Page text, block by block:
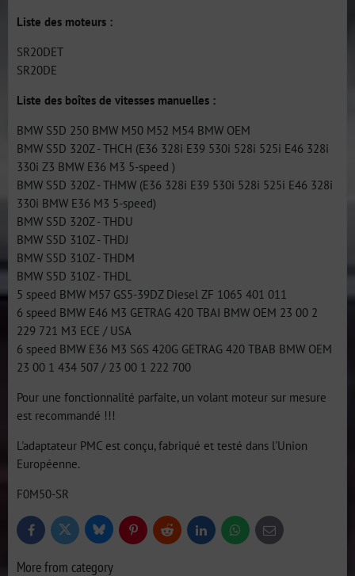
Liste des moteurs :
SR20DET
SR20DE
Liste des boîtes de vitesses manuelles :
BMW S5D 250 BMW M50 M52 M54 BMW OEM
BMW S5D 320Z - THCH (E36 328i E39 530i 528i 525i E46 328i
330i Z3 BMW E36 M3 5-speed )
BMW S5D 320Z - THMW (E36 328i E39 530i 528i 525i E46 328i
330i BMW E36 M3 5-speed)
BMW S5D 320Z - THDU
BMW S5D 310Z - THDJ
BMW S5D 310Z - THDM
BMW S5D 310Z - THDL
5 speed BMW M57 GS5-39DZ Diesel ZF 1065 401 011
6 speed BMW E46 M3 GETRAG 420 TBAI BMW OEM 23 00 2
229 721 M3 ECE / USA
6 speed BMW E36 M3 S6S 420G GETRAG 420 TBAB BMW OEM
23 00 1 434 507 / 23 00 1 222 700
Pour une fonctionnalité parfaite, un volant moteur sur mesure
est recommandé !!!
L'adaptateur PMC est conçu, fabriqué et testé dans l'Union
Européenne.
F0M50-SR
FacebookTwitter BlueskyPinterestReddit LinkedInWhatsApp
E-
mail
More from category